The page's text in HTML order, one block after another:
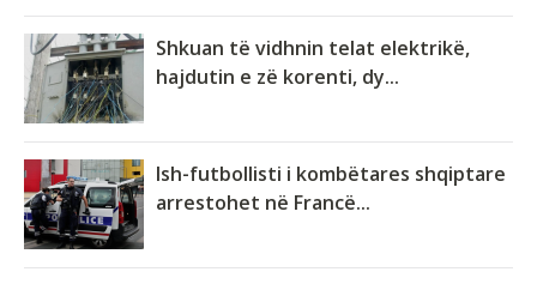
Shkuan të vidhnin telat elektrikë,
hajdutin e zë korenti, dy...
Ish-futbollisti i kombëtares shqiptare
arrestohet në Francë...